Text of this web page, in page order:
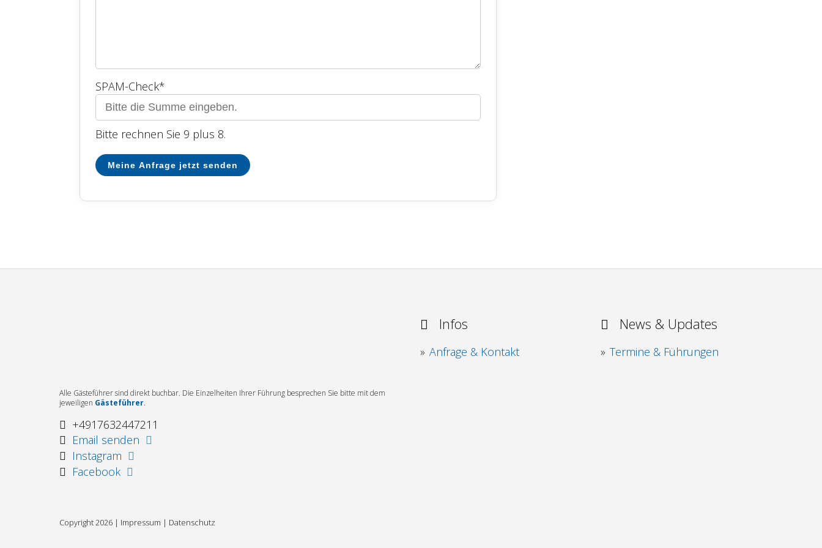
SPAM-Check*
Bitte rechnen Sie 9 plus 8.
Meine Anfrage jetzt senden
Alle Gästeführer sind direkt buchbar. Die Einzelheiten Ihrer Führung besprechen Sie bitte mit dem
jeweiligen Gästeführer.
+4917632447211
Email senden
Instagram
Facebook
Infos
Anfrage & Kontakt
News & Updates
Termine & Führungen
Copyright 2026 | Impressum | Datenschutz